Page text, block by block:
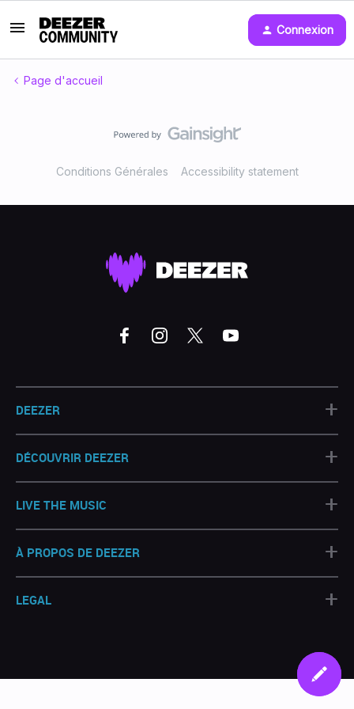
Connexion
Page d'accueil
Conditions Générales Accessibility statement
DEEZER +
DÉCOUVRIR DEEZER +
LIVE THE MUSIC +
À PROPOS DE DEEZER +
LEGAL +